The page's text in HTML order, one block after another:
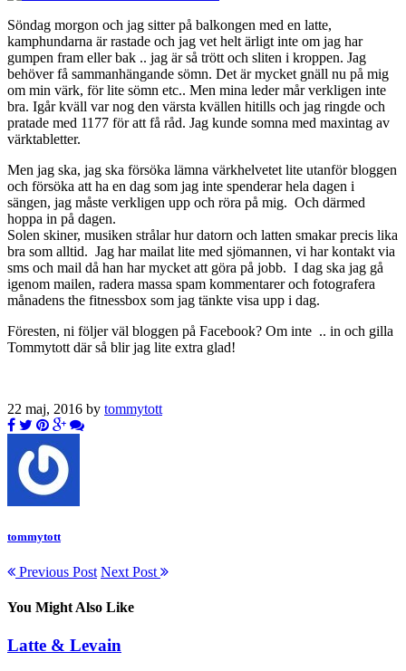
Söndag morgon och jag sitter på balkongen med en latte,
kamphundarna är rastade och jag vet helt ärligt inte om jag har
gumpen fram eller bak .. jag är så trött och sliten i kroppen. Jag
behöver få sammanhängande sömn. Det är mycket gnäll nu på mig
om min värk, för lite sömn etc.. Men mina leder mår verkligen inte
bra. Igår kväll var nog den värsta kvällen hitills och jag ringde och
pratade med 1177 för att få råd. Jag kunde somna med maxintag av
värktabletter.
Men jag ska, jag ska försöka lämna värkhelvetet lite utanför bloggen
och försöka att ha en dag som jag inte spenderar hela dagen i
sängen, jag måste verkligen upp och röra på mig. Och därmed
hoppa in på dagen.
Solen skiner, musiken strålar hur datorn och latten smakar precis lika
bra som alltid. Jag har mailat lite med sjömannen, vi har kontakt via
sms och mail då han har mycket att göra på jobb. I dag ska jag gå
igenom mailen, radera massa spam kommentarer och fotografera
månadens the fitnessbox som jag tänkte visa upp i dag.
Föresten, ni följer väl bloggen på Facebook? Om inte .. in och gilla
Tommytott där så blir jag lite extra glad!
22 maj, 2016 by tommytott
tommytott
Previous Post Next Post
You Might Also Like
Latte & Levain